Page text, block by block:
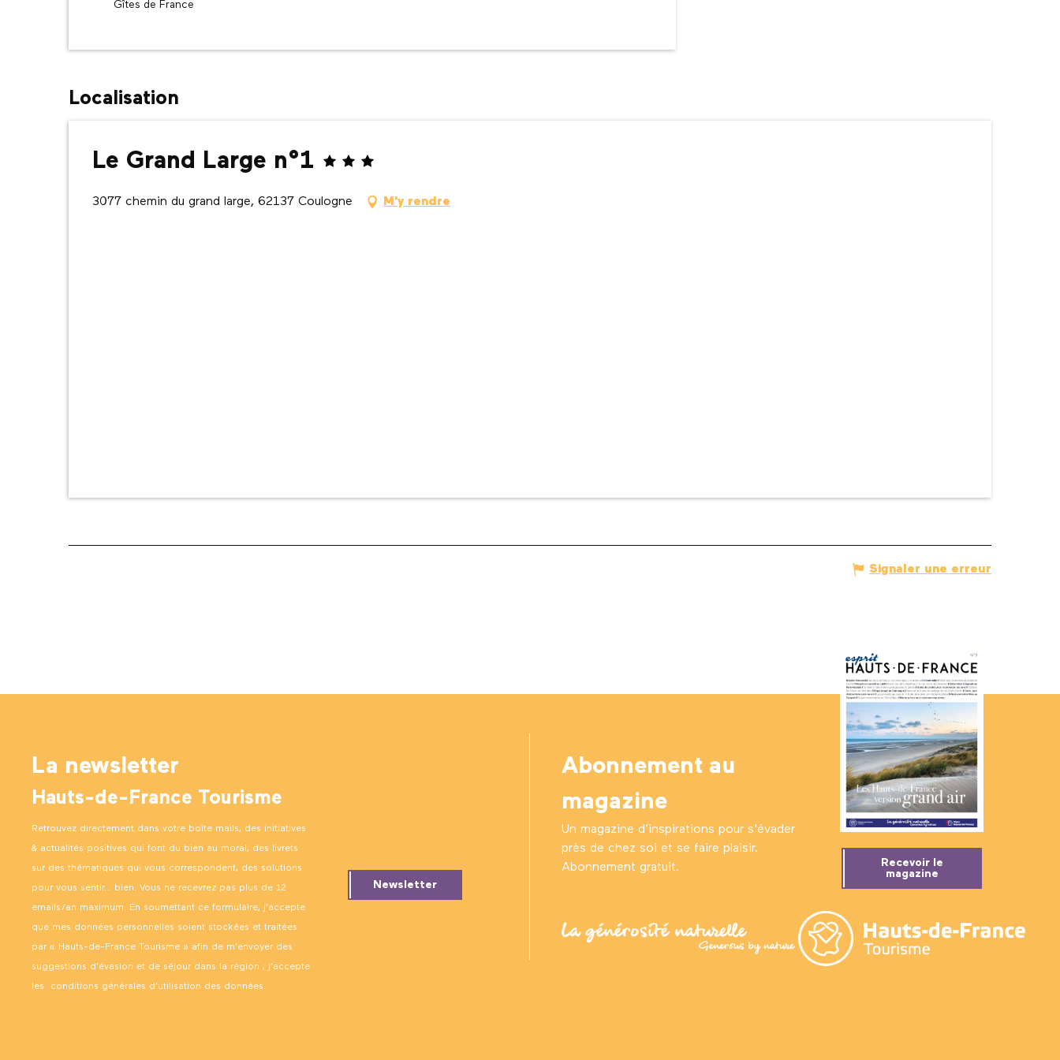
Gîtes de France
Localisation
Le Grand Large n°1
3077 chemin du grand large, 62137 Coulogne M'y rendre
Signaler une erreur
La newsletter
Hauts-de-France Tourisme
Retrouvez directement dans votre boîte mails, des initiatives
& actualités positives qui font du bien au moral, des livrets
sur des thématiques qui vous correspondent, des solutions
pour vous sentir… bien. Vous ne recevrez pas plus de 12
emails/an maximum. En soumettant ce formulaire, j’accepte
que mes données personnelles soient stockées et traitées
par « Hauts-de-France Tourisme » afin de m’envoyer des
suggestions d’évasion et de séjour dans la région ; j’accepte
les conditions générales d’utilisation des données.
Newsletter
Abonnement au
magazine
Un magazine d’inspirations pour s'évader
près de chez soi et se faire plaisir.
Abonnement gratuit.
Recevoir le
magazine